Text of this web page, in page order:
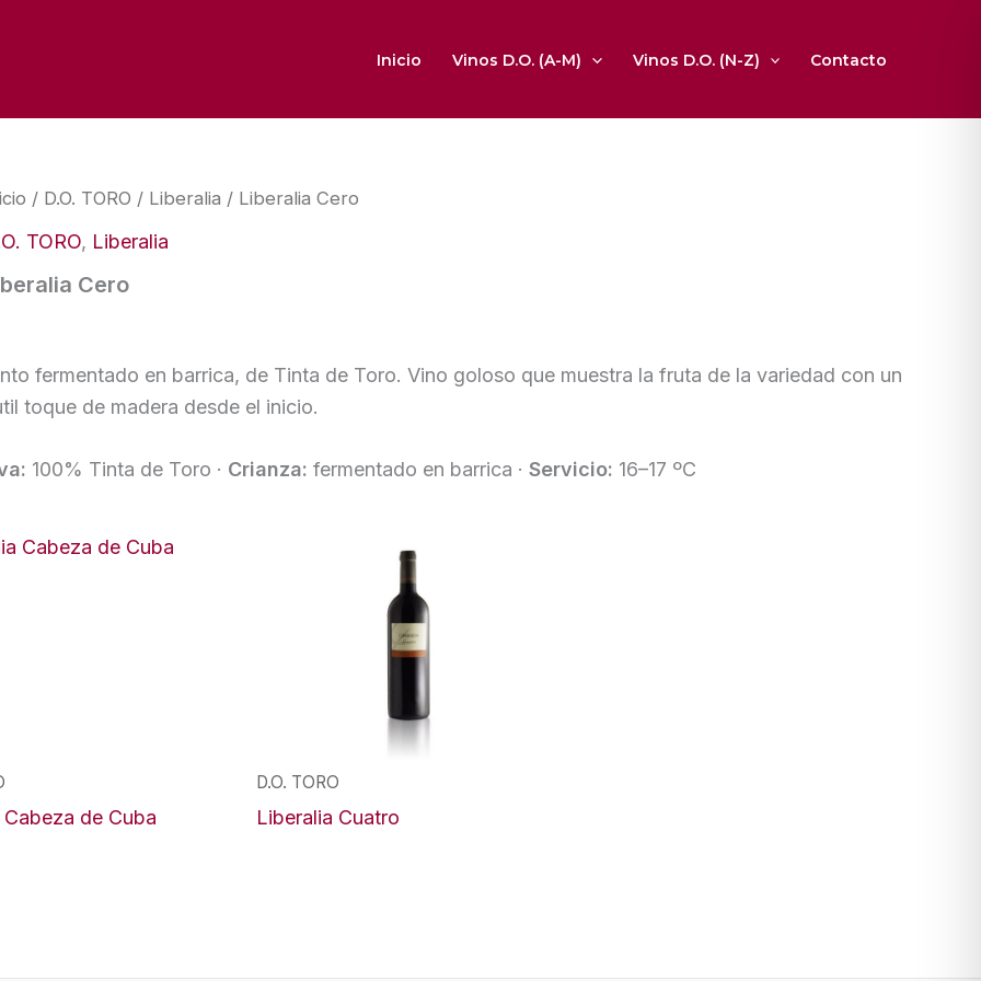
Inicio Vinos D.O. (A-M) Vinos D.O. (N-Z) Contacto
/ D.O. TORO / Liberalia / Liberalia Cero
TORO, Liberalia
Cero
fermentado en barrica, de Tinta de Toro. Vino goloso que muestra la fruta de la variedad con un
toque de madera desde el inicio.
100% Tinta de Toro · Crianza: fermentado en barrica · Servicio: 16–17 ºC
de Cuba
D.O. TORO
Liberalia Cuatro